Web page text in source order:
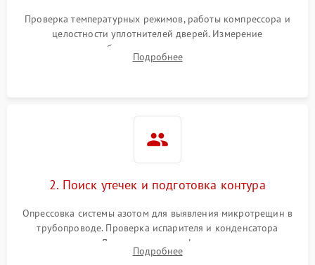
работе
2000 ₽ Подробнее →
1000 ₽
1800 ₽
Проверка температурных режимов, работы компрессора и
целостности уплотнителей дверей. Измерение
сопротивления обмоток мотора, проверка термостата и
считывание кодов ошибок с электронного дисплея.
Подробнее
2. Поиск утечек и подготовка контура
Опрессовка системы азотом для выявления микротрещин в
трубопроводе. Проверка испарителя и конденсатора
течеискателем. Демонтаж старого фильтра-осушителя и
продувка капиллярной трубки для устранения засоров.
Подробнее